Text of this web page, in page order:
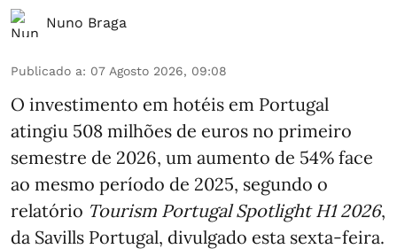
Nuno Braga
Publicado a: 07 Agosto 2026, 09:08
O investimento em hotéis em Portugal
atingiu 508 milhões de euros no primeiro
semestre de 2026, um aumento de 54% face
ao mesmo período de 2025, segundo o
relatório Tourism Portugal Spotlight H1 2026,
da Savills Portugal, divulgado esta sexta-feira.